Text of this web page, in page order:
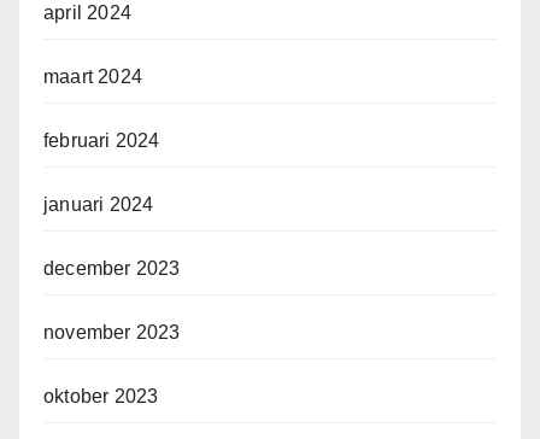
april 2024
maart 2024
februari 2024
januari 2024
december 2023
november 2023
oktober 2023